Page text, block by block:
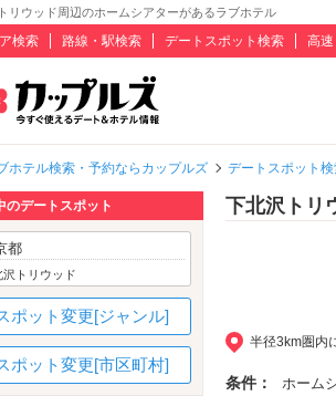
リウッド周辺のホームシアターがあるラブホテル
検索 路線・駅検索 デートスポット検索 高
ホテル検索・予約ならカップルズ デートスポット
下北沢トリ
半径3km圏内
条件： ホーム
のデートスポット
都
沢トリウッド
ポット変更[ジャンル]
ポット変更[市区町村]